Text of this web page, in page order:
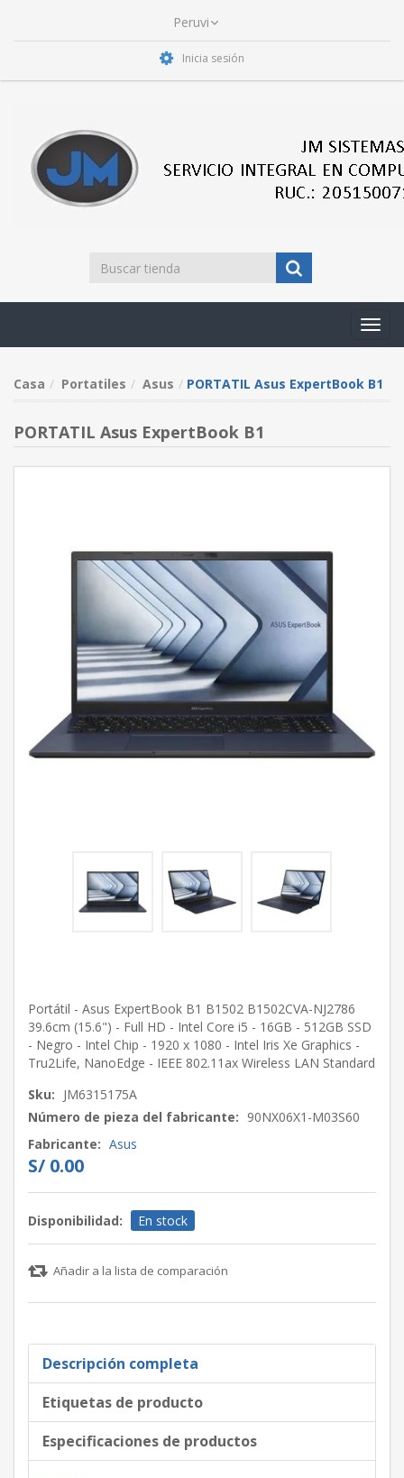
Inicia sesión
Casa Portatiles Asus PORTATIL Asus ExpertBook B1
PORTATIL Asus ExpertBook B1
Portátil - Asus ExpertBook B1 B1502 B1502CVA-NJ2786
39.6cm (15.6") - Full HD - Intel Core i5 - 16GB - 512GB SSD
- Negro - Intel Chip - 1920 x 1080 - Intel Iris Xe Graphics -
Tru2Life, NanoEdge - IEEE 802.11ax Wireless LAN Standard
Sku: JM6315175A
Número de pieza del fabricante: 90NX06X1-M03S60
Fabricante: Asus
S/ 0.00
Disponibilidad: En stock
Añadir a la lista de comparación
Descripción completa
Etiquetas de producto
Especificaciones de productos